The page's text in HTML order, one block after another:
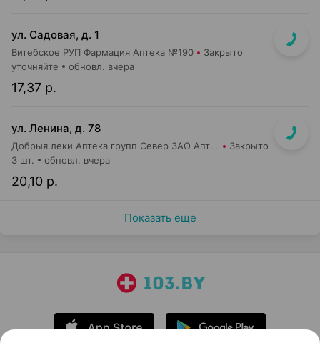
ул. Садовая, д. 1
Витебское РУП Фармация Аптека №190 Закрыто
17,37 р.
уточняйте обновл. вчера
ул. Ленина, д. 78
Добрыя леки Аптека групп Север ЗАО Аптека №31 Закрыто
20,10 р.
3 шт. обновл. вчера
Показать еще